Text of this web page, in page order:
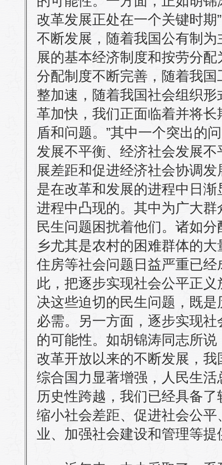
改革发展正处在一个关键时期
不断发展，随着我国公有制
展的基本经济制度和按劳分
分配制度不断完善，随着我
整加速，随着我国社会组织
革加快，我们正面临着并将
盾和问题。”其中一个突出的
发展不平衡、经济社会发展
展差距和促进经济社会协调
是在改革和发展的进程中日
进程中凸现的。其中为广大
民生问题困扰着他们。诸如
乡尤其是农村的困难群体的
住房等社会问题日益严重已
此，把逐步实现社会公平正
决这些迫切的民生问题，既
必需。另一方面，逐步实现
的可能性。如胡锦涛同志所
改革开放以来的不断发展，
综合国力显著增强，人民生
历史性跨越，我们已经具备
缩小社会差距、促进社会公
业、加强社会建设和管理等提